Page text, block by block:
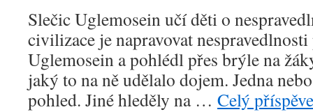
Slečic Uglemosein učí děti o
civilizace je napravovat
Uglemosein a pohlédl přes brýle na
jaký to na ně udělalo dojem. Jedna
pohled. Jiné hleděly na … Celý